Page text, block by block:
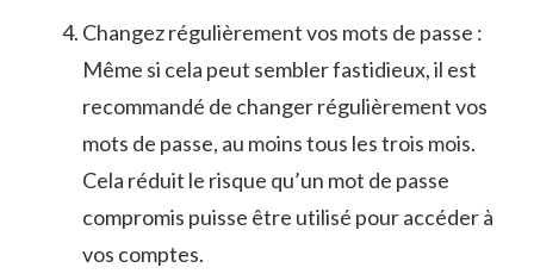
Changez régulièrement vos mots de passe :
Même ⁤si cela peut‌ sembler fastidieux, il⁤ est
recommandé‍ de​ changer régulièrement⁤ vos
mots de passe, au moins tous les trois mois.⁢
Cela réduit le risque qu’un ​mot⁣ de passe
compromis puisse être utilisé pour accéder ‍à
vos comptes.